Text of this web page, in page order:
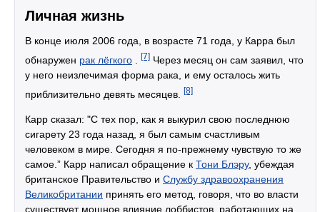
Личная жизнь
В конце июля 2006 года, в возрасте 71 года, у Карра был
обнаружен рак лёгкого [7] Через месяц он сам заявил, что
у него неизлечимая форма рака, и ему осталось жить
приблизительно девять месяцев.
[8]
Карр сказал: "С тех пор, как я выкурил свою последнюю
сигарету 23 года назад, я был самым счастливым
человеком в мире. Сегодня я по-прежнему чувствую то же
самое.” Карр написал обращение к Тони Блэру, убеждая
британское Правительство и Службу здравоохранения
Великобритании принять его метод, говоря, что во власти
существует мощное влияние лоббистов, работающих на